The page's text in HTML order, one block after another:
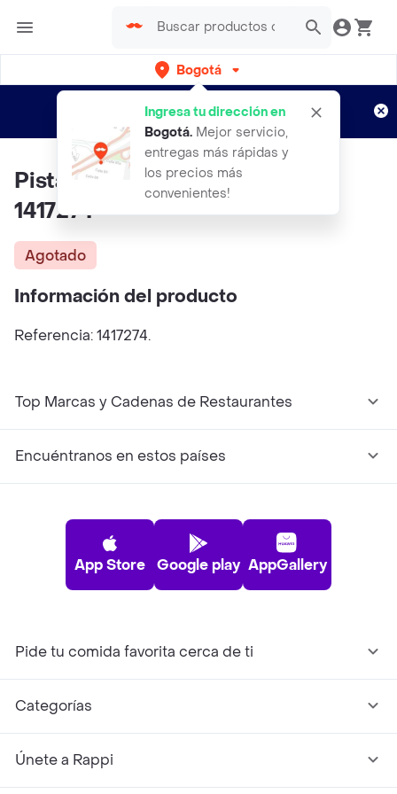
Bogotá
Ingresa tu dirección en
Bogotá. Mejor servicio,
entregas más rápidas y
los precios más
convenientes!
envíos gratis por semanas
Aplican TyC
Pista Dragón Blast Con Carros
1417274
Agotado
Información del producto
Referencia: 1417274.
Top Marcas y Cadenas de Restaurantes
Encuéntranos en estos países
App Store Google play AppGallery
Pide tu comida favorita cerca de ti
Categorías
Únete a Rappi